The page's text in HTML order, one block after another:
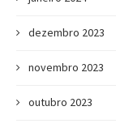
dezembro 2023
novembro 2023
outubro 2023